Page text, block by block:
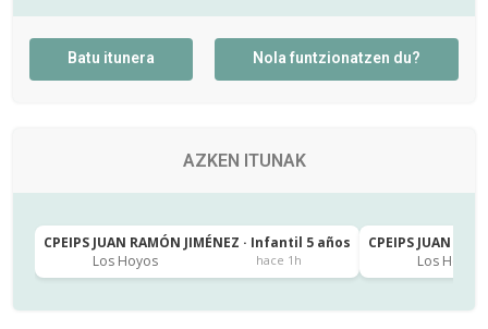
Batu itunera Nola funtzionatzen du?
AZKEN ITUNAK
CPEIPS JUAN RAMÓN JIMÉNEZ · Infantil 5 años
Los Hoyos
hace 1h
CPEIPS JUAN
Los Hoyos